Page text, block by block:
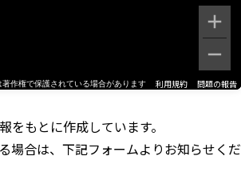
著作権で保護されている場合があります 利用規約 問題の報告
もとに作成しています。
場合は、下記フォームよりお知らせくだ